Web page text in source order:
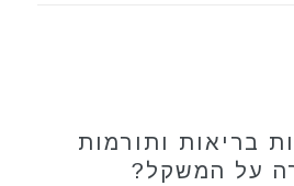
בריאות ותורמות
על המשקל?